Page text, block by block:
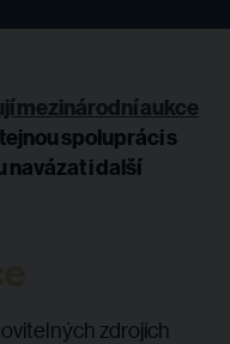
mezinárodní aukce
spolupráci s
navázat i další
zdrojích